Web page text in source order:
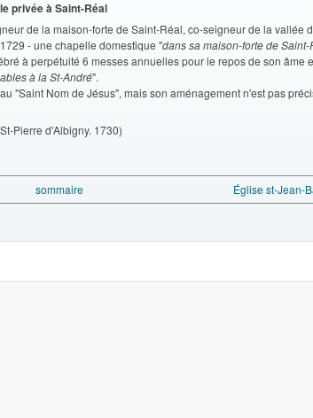
privée à Saint-Réal
de la maison-forte de Saint-Réal, co-seigneur de la vallée
- une chapelle domestique "dans sa maison-forte de Saint-
à perpétuité 6 messes annuelles pour le repos de son âme
à la St-André".
"Saint Nom de Jésus", mais son aménagement n'est pas
Pierre d'Albigny. 1730)
sommaire Église st-Jean-